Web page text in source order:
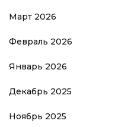
Март 2026
Февраль 2026
Январь 2026
Декабрь 2025
Ноябрь 2025